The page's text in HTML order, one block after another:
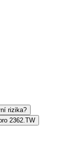
rizika?
2362.TW